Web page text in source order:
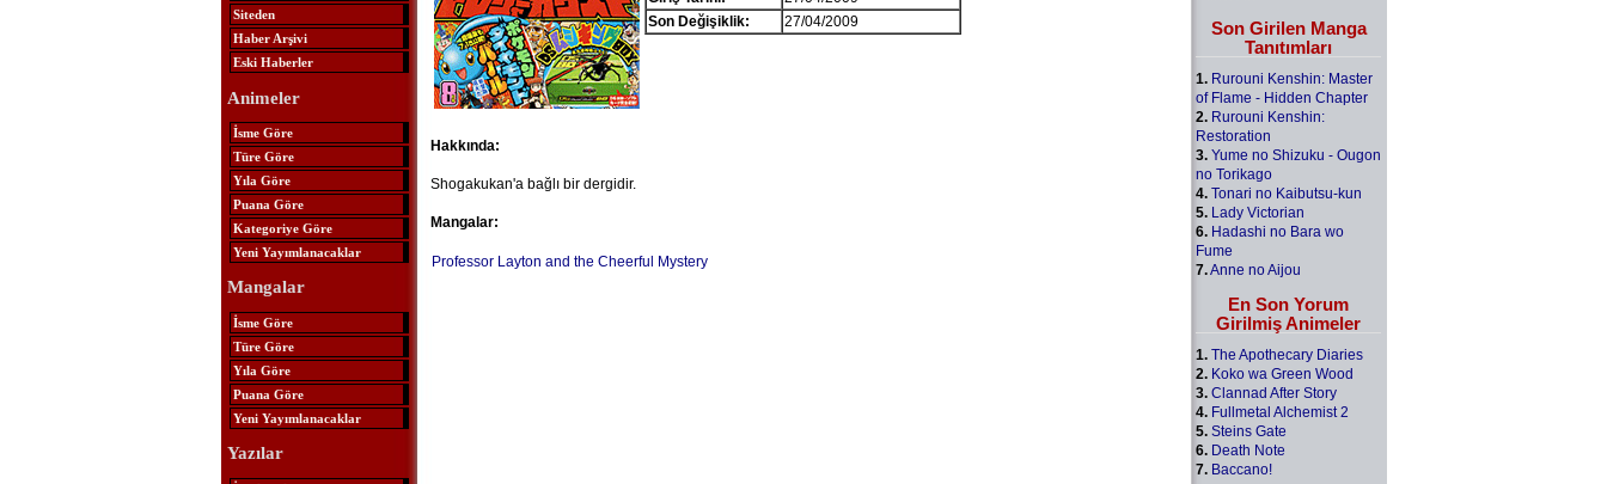
Siteden
Haber Arşivi
Eski Haberler
Animeler
İsme Göre
Türe Göre
Yıla Göre
Puana Göre
Kategoriye Göre
Yeni Yayımlanacaklar
Mangalar
İsme Göre
Türe Göre
Yıla Göre
Puana Göre
Yeni Yayımlanacaklar
Yazılar
Son Değişiklik:
27/04/2009
Hakkında:
Shogakukan'a bağlı bir dergidir.
Mangalar:
Professor Layton and the Cheerful Mystery
Son Girilen Manga
Tanıtımları
1. Rurouni Kenshin: Master
of Flame - Hidden Chapter
2. Rurouni Kenshin:
Restoration
3. Yume no Shizuku - Ougon
no Torikago
4. Tonari no Kaibutsu-kun
5. Lady Victorian
6. Hadashi no Bara wo
Fume
7.Anne no Aijou
En Son Yorum
Girilmiş Animeler
1. The Apothecary Diaries
2. Koko wa Green Wood
3. Clannad After Story
4. Fullmetal Alchemist 2
5. Steins Gate
6. Death Note
7. Baccano!